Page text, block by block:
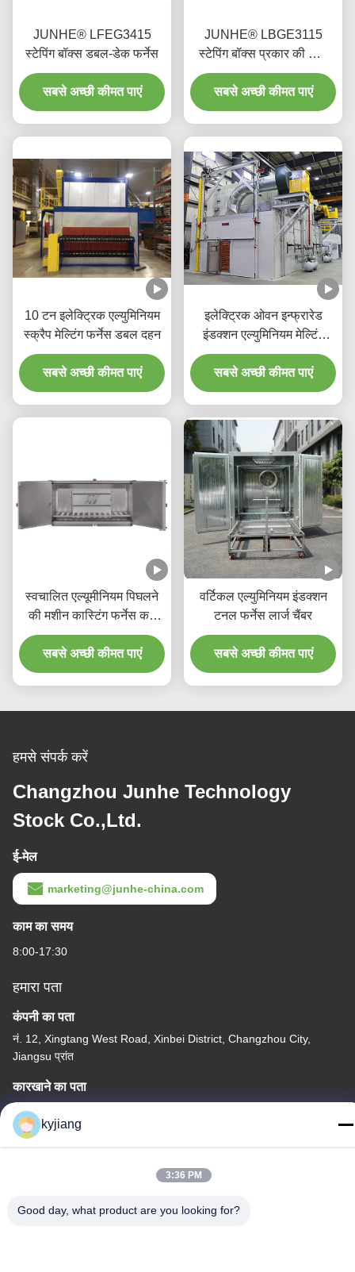
JUNHE® LFEG3415
स्टेपिंग बॉक्स डबल-डेक फर्नेस
सबसे अच्छी कीमत पाएं
JUNHE® LBGE3115
स्टेपिंग बॉक्स प्रकार की त्रि-
आयामी भट्ठी
सबसे अच्छी कीमत पाएं
10 टन इलेक्ट्रिक एल्युमिनियम
स्क्रैप मेल्टिंग फर्नेस डबल दहन
सबसे अच्छी कीमत पाएं
इलेक्ट्रिक ओवन इन्फ्रारेड
इंडक्शन एल्युमिनियम मेल्टिंग
मशीन
सबसे अच्छी कीमत पाएं
स्वचालित एल्यूमीनियम पिघलने
की मशीन कास्टिंग फर्नेस कम
शोर
सबसे अच्छी कीमत पाएं
वर्टिकल एल्युमिनियम इंडक्शन
टनल फर्नेस लार्ज चैंबर
सबसे अच्छी कीमत पाएं
हमसे संपर्क करें
Changzhou Junhe Technology
Stock Co.,Ltd.
ई-मेल
marketing@junhe-china.com
काम का समय
8:00-17:30
हमारा पता
कंपनी का पता
नं. 12, Xingtang West Road, Xinbei District, Changzhou City,
Jiangsu प्रांत
कारखाने का पता
नं. 12, Xingtang West Road, Xinbei District, Changzhou City,
Jiangsu प्रांत
kyjiang
3:36 PM
Good day, what product are you looking for?